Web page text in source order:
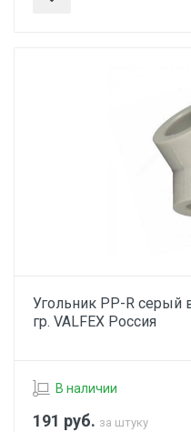
Угольник PP-R серый
гр. VALFEX Россия
В наличии
191 руб. за штуку